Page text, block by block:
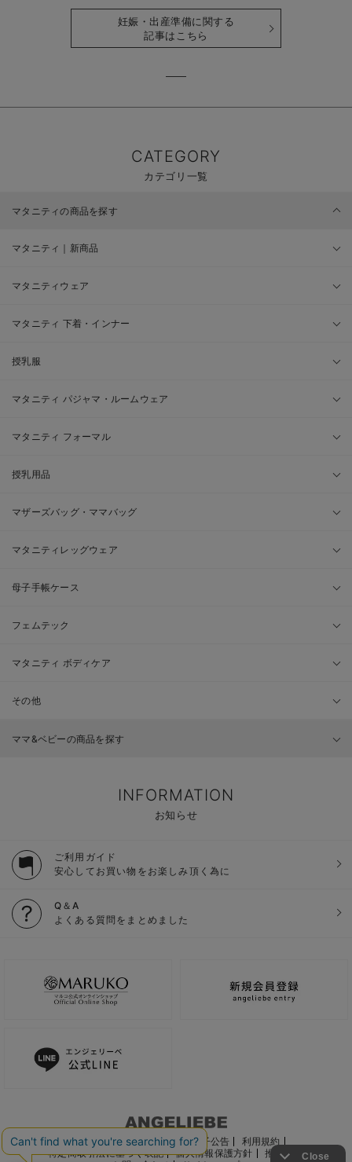
妊娠・出産準備に関する
記事はこちら
CATEGORY
カテゴリ一覧
マタニティの商品を探す
マタニティ｜新商品
マタニティウェア
マタニティ 下着・インナー
授乳服
マタニティ パジャマ・ルームウェア
マタニティ フォーマル
授乳用品
マザーズバッグ・ママバッグ
マタニティレッグウェア
母子手帳ケース
フェムテック
マタニティ ボディケア
その他
ママ&ベビーの商品を探す
INFORMATION
お知らせ
ご利用ガイド
安心してお買い物をお楽しみ頂く為に
Q＆A
よくある質問をまとめました
ご利用ガイド 会社概要 電子公告
利用規約
特定商取引法に基づく表記
個人情報保護方針
推奨環境